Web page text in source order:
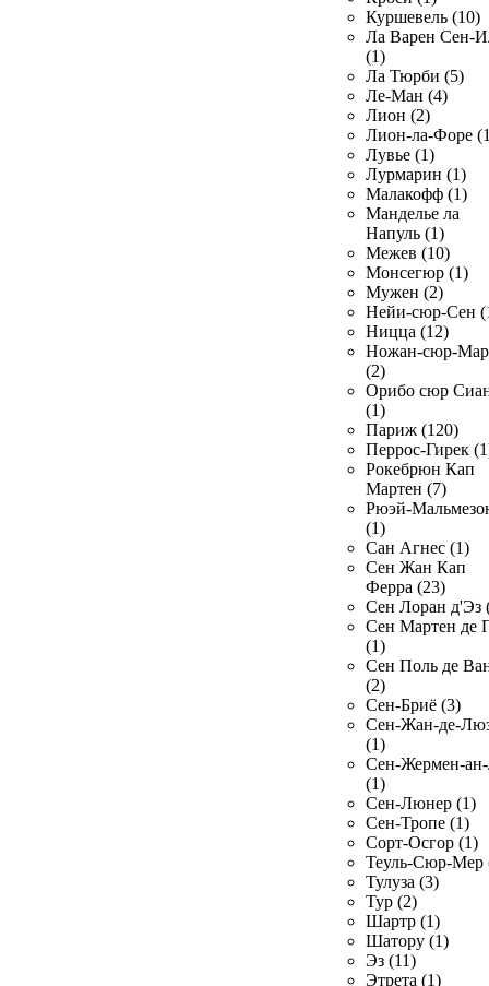
Куршевель (10)
Ла Варен Сен-
(1)
Ла Тюрби (5)
Ле-Ман (4)
Лион (2)
Лион-ла-Форе
Лувье (1)
Лурмарин (1)
Малакофф (1)
Манделье ла
Напуль (1)
Межев (10)
Монсегюр (1)
Мужен (2)
Нейи-сюр-Сен
Ницца (12)
Ножан-сюр-
(2)
Орибо сюр
(1)
Париж (120)
Перрос-Гирек
Рокебрюн Кап
Мартен (7)
Рюэй-
(1)
Сан Агнес (1)
Сен Жан Кап
Ферра (23)
Сен Лоран д'Эз
Сен Мартен де
(1)
Сен Поль де
(2)
Сен-Бриё (3)
Сен-Жан-де-
(1)
Сен-Жермен-
(1)
Сен-Люнер (1)
Сен-Тропе (1)
Сорт-Осгор (1)
Теуль-Сюр-Мер
Тулуза (3)
Тур (2)
Шартр (1)
Шатору (1)
Эз (11)
Этрета (1)